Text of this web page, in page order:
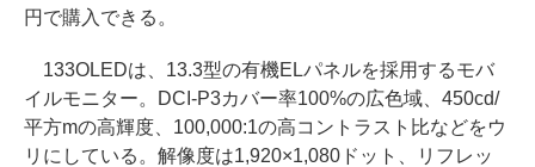
円で購入できる。
133OLEDは、13.3型の有機ELパネルを採用するモバ
イルモニター。DCI-P3カバー率100%の広色域、450cd/
平方mの高輝度、100,000:1の高コントラスト比などをウ
リにしている。解像度は1,920×1,080ドット、リフレッ